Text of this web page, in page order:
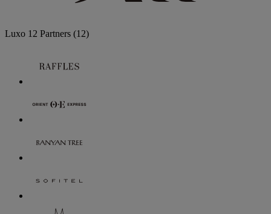
Luxo 12 Partners (12)